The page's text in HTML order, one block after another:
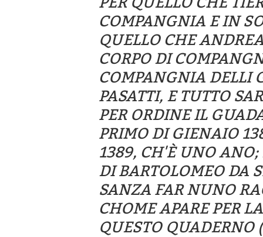
COMPANGNIA E IN
QUELLO CHE
CORPO DI
COMPANGNIA DELLI
PASATTI, E TUTTO
PER ORDINE IL
PRIMO DI GIENAIO
1389, CH'È UNO ANO;
DI BARTOLOMEO DA
SANZA FAR NUNO
CHOME APARE PER
QUESTO QUADERNO